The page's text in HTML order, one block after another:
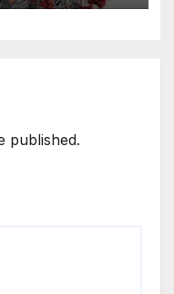
published.